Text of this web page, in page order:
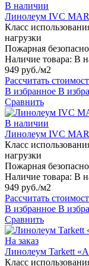
В наличии
Линолеум IVC
Класс
нагрузки
Пожарная
Наличие товара: В
949 руб./м2
Рассчитать
В избранное В
Сравнить
В наличии
Линолеум IVC
Класс
нагрузки
Пожарная
Наличие товара: В
949 руб./м2
Рассчитать
В избранное В
Сравнить
На заказ
Линолеум Tarkett
Класс